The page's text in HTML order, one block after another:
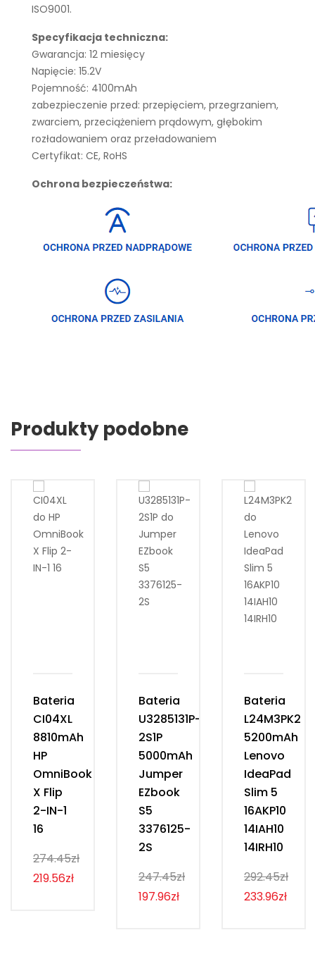
ISO9001.
Specyfikacja techniczna:
Gwarancja: 12 miesięcy
Napięcie: 15.2V
Pojemność: 4100mAh
zabezpieczenie przed: przepięciem, przegrzaniem,
zwarciem, przeciążeniem prądowym, głębokim
rozładowaniem oraz przeładowaniem
Certyfikat: CE, RoHS
Ochrona bezpieczeństwa:
Produkty podobne
Bateria
CI04XL
8810mAh
HP
OmniBook
X Flip
2-IN-1
16
274.45zł
219.56zł
Bateria
U3285131P-
2S1P
5000mAh
Jumper
EZbook
S5
3376125-
2S
247.45zł
197.96zł
Bateria
L24M3PK2
5200mAh
Lenovo
IdeaPad
Slim 5
16AKP10
14IAH10
14IRH10
292.45zł
233.96zł